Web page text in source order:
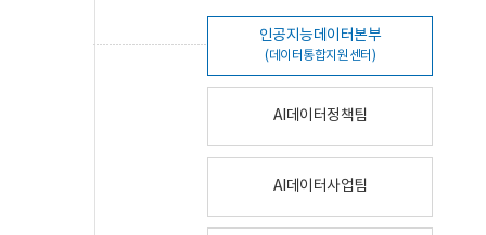
인공지능데이터본부
(데이터통합지원센터)
AI데이터정책팀
AI데이터사업팀